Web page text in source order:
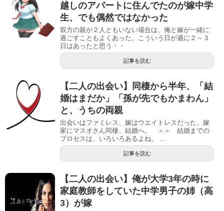
越しのアパートに住んでたのが嫁中学
生、でも偶然ではなかった
双方の親が２人ともいない場合は、俺と嫁が一緒に
過ごすこともよくあった。こういう日が週に２～３
日はあったと思う・・
記事を読む
【二人の出会い】同棲から半年、「結
婚はまだか」「孫が先でもかまわん」
と、うちの両親
出会いはファミレス、嫁はウエイトレスだった。嫁
家にマスオさん同棲、結婚へ。 ＞＞ 結婚までの
プロセスは、いろいろあるよね。 ...
記事を読む
【二人の出会い】俺が大学3年の時に
家庭教師をしていた中学男子の姉（高
3）が嫁